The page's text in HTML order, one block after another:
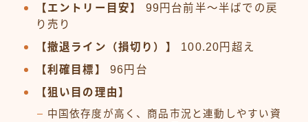
【エントリー目安】
99円台前半〜半ばでの戻
り売り
【撤退ライン（損切り）】
100.20円超え
【利確目標】
96円台
【狙い目の理由】
中国依存度が高く、商品市況と連動しやすい資